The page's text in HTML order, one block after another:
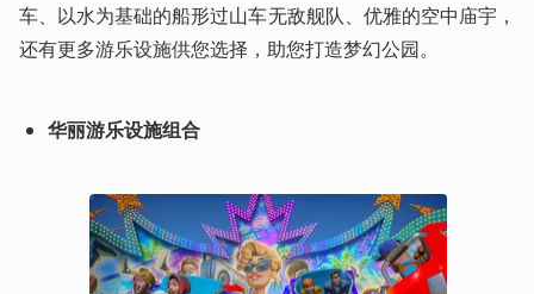
车、以水为基础的船形过山车无敌舰队、优雅的空中庙宇，
还有更多游乐设施供您选择，助您打造梦幻公园。
华丽游乐设施组合